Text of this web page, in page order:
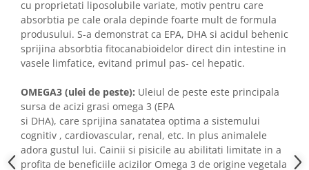
cu proprietati liposolubile variate, motiv pentru care
absorbtia pe cale orala depinde foarte mult de formula
produsului. S-a demonstrat ca EPA, DHA si acidul behenic
sprijina absorbtia fitocanabioidelor direct din intestine in
vasele limfatice, evitand primul pas- cel hepatic.
OMEGA3 (ulei de peste): Uleiul de peste este principala
sursa de acizi grasi omega 3 (EPA
si DHA), care sprijina sanatatea optima a sistemului
cognitiv , cardiovascular, renal, etc. In plus animalele
adora gustul lui. Cainii si pisicile au abilitati limitate in a
profita de beneficiile acizilor Omega 3 de origine vegetala